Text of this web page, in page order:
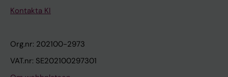
Kontakta KI
Org.nr: 202100-2973
VAT.nr: SE202100297301